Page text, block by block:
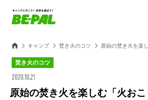
キャンプ 焚き火のコツ 原始の焚き火を楽
焚き火のコツ
2020.10.21
原始の焚き火を楽しむ「火お